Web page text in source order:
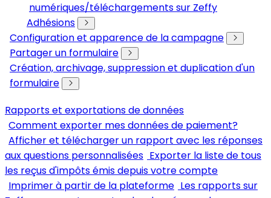
numériques/téléchargements sur Zeffy
Adhésions
Configuration et apparence de la campagne
Partager un formulaire
Création, archivage, suppression et duplication d'un
formulaire
Rapports et exportations de données
Comment exporter mes données de paiement?
Afficher et télécharger un rapport avec les réponses
aux questions personnalisées Exporter la liste de tous
les reçus d'impôts émis depuis votre compte
Imprimer à partir de la plateforme Les rapports sur